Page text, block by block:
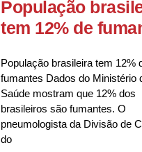
População
tem 12% de
População brasileira tem 12%
fumantes Dados do Ministério
Saúde mostram que 12% dos
brasileiros são fumantes. O
pneumologista da Divisão de
do